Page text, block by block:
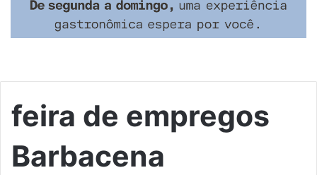
feira de empregos
Barbacena